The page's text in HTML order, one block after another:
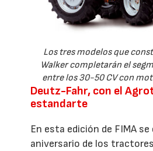
Los tres modelos que
Walker completarán el
entre los 30-50 CV con
Deutz-Fahr, con el
estandarte
En esta edición de FIMA
aniversario de los